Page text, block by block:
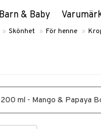
& Baby
» Skönhet » För henne »
200 ml - Mango & Papaya